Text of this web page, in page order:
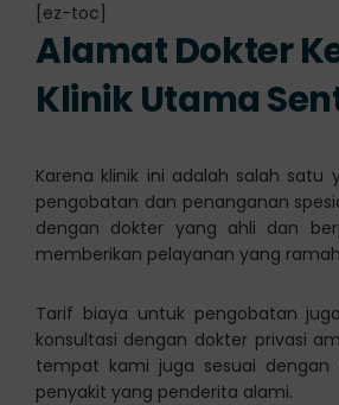
[ez-toc]
Alamat Dokter
Klinik Utama
Karena klinik ini adalah salah satu
pengobatan dan penanganan
dengan dokter yang ahli dan
memberikan pelayanan yang
Tarif biaya untuk pengobatan
konsultasi dengan dokter privasi
tempat kami juga sesuai dengan
penyakit yang penderita alami.